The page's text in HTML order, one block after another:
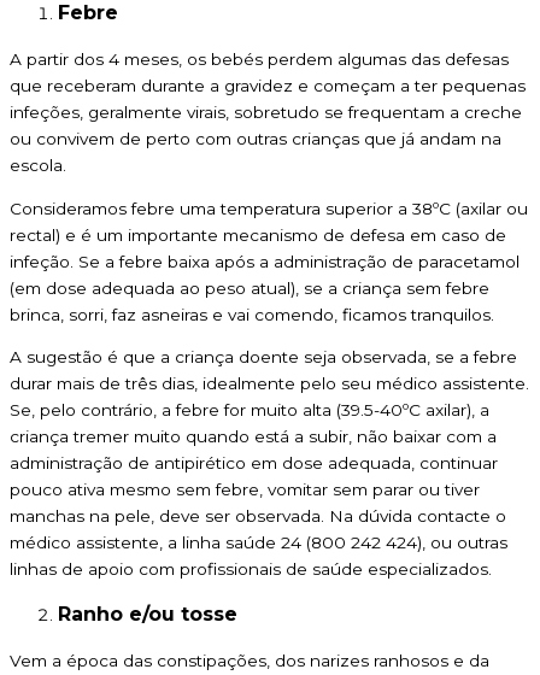
Febre
A partir dos 4 meses, os bebés perdem algumas das defesas
que receberam durante a gravidez e começam a ter pequenas
infeções, geralmente virais, sobretudo se frequentam a creche
ou convivem de perto com outras crianças que já andam na
escola.
Consideramos febre uma temperatura superior a 38ºC (axilar ou
rectal) e é um importante mecanismo de defesa em caso de
infeção. Se a febre baixa após a administração de paracetamol
(em dose adequada ao peso atual), se a criança sem febre
brinca, sorri, faz asneiras e vai comendo, ficamos tranquilos.
A sugestão é que a criança doente seja observada, se a febre
durar mais de três dias, idealmente pelo seu médico assistente.
Se, pelo contrário, a febre for muito alta (39.5-40ºC axilar), a
criança tremer muito quando está a subir, não baixar com a
administração de antipirético em dose adequada, continuar
pouco ativa mesmo sem febre, vomitar sem parar ou tiver
manchas na pele, deve ser observada. Na dúvida contacte o
médico assistente, a linha saúde 24 (800 242 424), ou outras
linhas de apoio com profissionais de saúde especializados.
Ranho e/ou tosse
Vem a época das constipações, dos narizes ranhosos e da